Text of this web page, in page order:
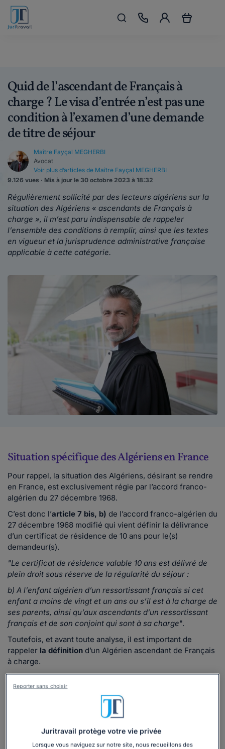
Quid de l’ascendant de Français à
charge ? Le visa d’entrée n’est pas une
condition à l’examen d’une demande
de titre de séjour
Maître Fayçal MEGHERBI
Avocat
Voir plus d’articles de Maître Fayçal MEGHERBI
9.126 vues · Mis à jour le 30 octobre 2023 à 18:32
Régulièrement sollicité par des lecteurs algériens sur la
situation des Algériens « ascendants de Français à
charge », il m’est paru indispensable de rappeler
l’ensemble des conditions à remplir, ainsi que les textes
en vigueur et la jurisprudence administrative française
applicable à cette catégorie.
Situation spécifique des Algériens en France
Pour rappel, la situation des Algériens, désirant se rendre
en France, est exclusivement régie par l’accord franco-
algérien du 27 décembre 1968.
C’est donc l’article 7 bis, b) de l’accord franco-algérien du
27 décembre 1968 modifié qui vient définir la délivrance
d’un certificat de résidence de 10 ans pour le(s)
demandeur(s).
"Le certificat de résidence valable 10 ans est délivré de
plein droit sous réserve de la régularité du séjour :
b) A l’enfant algérien d’un ressortissant français si cet
enfant a moins de vingt et un ans ou s’il est à la charge de
ses parents, ainsi qu’aux ascendants d’un ressortissant
français et de son conjoint qui sont à sa charge".
Toutefois, et avant toute analyse, il est important de
rappeler la définition d’un Algérien ascendant de Français
à charge.
Le demandeur devra remplirdeux conditions cumulatives
Être ascendant de Français ;
Être à la charge de son enfant et/ou de son conjoint.
Tout Algérien(ne) ayant un enfant majeur qui a acquis la
nationalité française sera qualifié d’ascendant de Français.
Juritravail protège votre vie privée
Lorsque vous naviguez sur notre site, nous recueillons des
Reporter sans choisir